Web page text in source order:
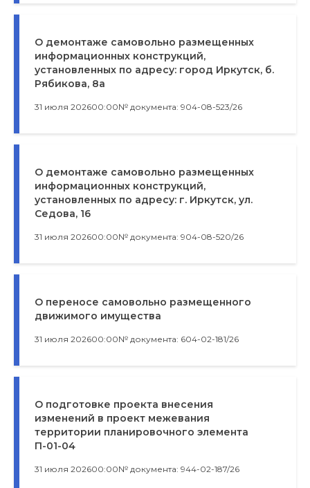
О демонтаже самовольно размещенных
информационных конструкций,
установленных по адресу: город Иркутск, б.
Рябикова, 8а
31 июля 202600:00№ документа: 904-08-523/26
О демонтаже самовольно размещенных
информационных конструкций,
установленных по адресу: г. Иркутск, ул.
Седова, 16
31 июля 202600:00№ документа: 904-08-520/26
О переносе самовольно размещенного
движимого имущества
31 июля 202600:00№ документа: 604-02-181/26
О подготовке проекта внесения
изменений в проект межевания
территории планировочного элемента
П-01-04
31 июля 202600:00№ документа: 944-02-187/26